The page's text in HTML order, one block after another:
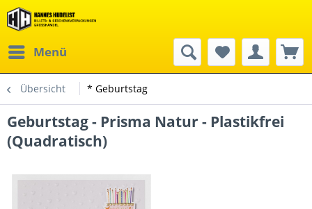
Menü
Übersicht * Geburtstag
Geburtstag - Prisma Natur - Plastikfrei
(Quadratisch)